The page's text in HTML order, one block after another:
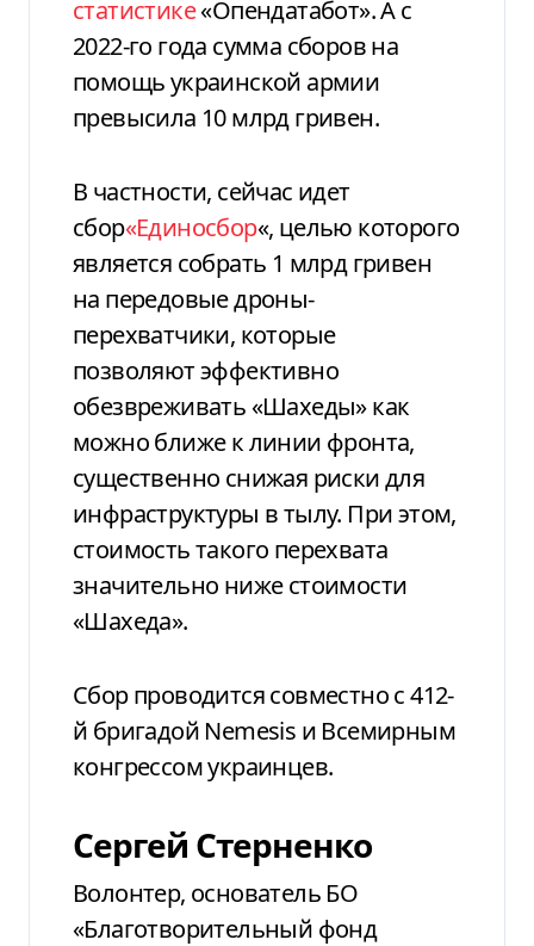
статистике«Опендатабот». А с
2022-го года сумма сборов на
помощь украинской армии
превысила 10 млрд гривен.
В частности, сейчас идет
сбор«Единосбор«, целью которого
является собрать 1 млрд гривен
на передовые дроны-
перехватчики, которые
позволяют эффективно
обезвреживать «Шахеды» как
можно ближе к линии фронта,
существенно снижая риски для
инфраструктуры в тылу. При этом,
стоимость такого перехвата
значительно ниже стоимости
«Шахеда».
Сбор проводится совместно с 412-
й бригадой Nemesis и Всемирным
конгрессом украинцев.
Сергей Стерненко
Волонтер, основатель БО
«Благотворительный фонд